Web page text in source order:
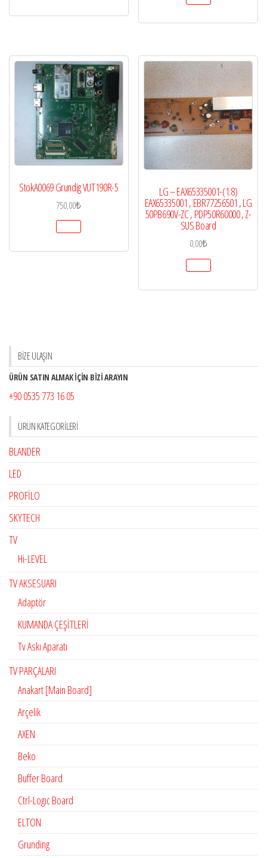
StokA0069 Grundig VUT190R-5
750,00₺
LG – EAX65335001-(1.8)
EAX65335001 , EBR77256501 , LG
50PB690V-ZC , PDP50R60000 , Z-
SUS Board
0,00₺
BİZE ULAŞIN
ÜRÜN SATIN ALMAK İÇİN BİZİ ARAYIN
+90 0535 773 16 05
ÜRÜN KATEGORILERI
BLANDER
LED
PROFİLO
SKYTECH
TV
Hi-LEVEL
TV AKSESUARI
Adaptör
KUMANDA ÇEŞİTLERİ
Tv Askı Aparatı
TV PARÇALARI
Anakart [Main Board]
Arçelik
AXEN
Beko
Buffer Board
Ctrl-Logıc Board
ELTON
Grunding